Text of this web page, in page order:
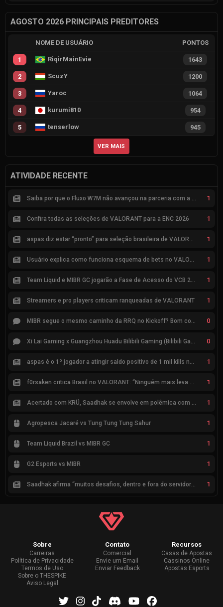
AGOSTO 2026 PRINCIPAIS PREDITORES
NOME DE USUÁRIO PONTOS
1 RiqirMainEvie 1643
2 ScuzY 1200
3 Yaroc 1064
4 kurumi810 954
5 tenserlow 945
VER MAIS
ATIVIDADE RECENTE
Saiba por que o Fluxo W7M não avançou na parceria com a Riot 1
Confira todas as seleções de VALORANT para a ENC 2026 1
aspas diz estar “pronto” para seleção brasileira de VALORANT 1
Usuário explica como funciona esquema de bets no VALORANT 1
Team Liquid e MIBR GC jogarão a Fase de Acesso do VCB 2026 1
Streamers e pro players criticam ranqueadas de VALORANT 1
MIBR segue o mesmo caminho da RRQ no Kickoff? Bom começo, mas risco de eliminação hoje 0
Xi Lai Gaming x Guangzhou Huadu Bilibili Gaming (Bilibili Gaming) 0
aspas é o 1º jogador a atingir saldo positivo de 1 mil kills no VCT 1
f0rsaken critica Brasil no VALORANT: “Ninguém mais leva a sério” 1
Acertado com KRÜ, Saadhak se envolve em polêmica com keznit 1
Agropesca Jacaré vs Tung Tung Tung Sahur 1
Team Liquid Brazil vs MIBR GC 1
G2 Esports vs MIBR 1
Saadhak afirma “muitos desafios, dentro e fora do servidor” sobre a jornada até a classificação 1
Sobre
Carreiras
Política de Privacidade
Termos de Uso
Sobre o THESPIKE
Aviso Legal
Contato
Comercial
Envie um Email
Enviar Feedback
Recursos
Casas de Apostas
Cassinos Online
Apostas Esports